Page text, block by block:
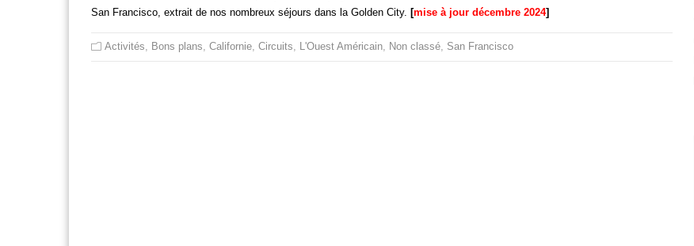
San Francisco, extrait de nos nombreux séjours dans la Golden City. [mise à jour décembre 2024]
Activités, Bons plans, Californie, Circuits, L'Ouest Américain, Non classé, San Francisco